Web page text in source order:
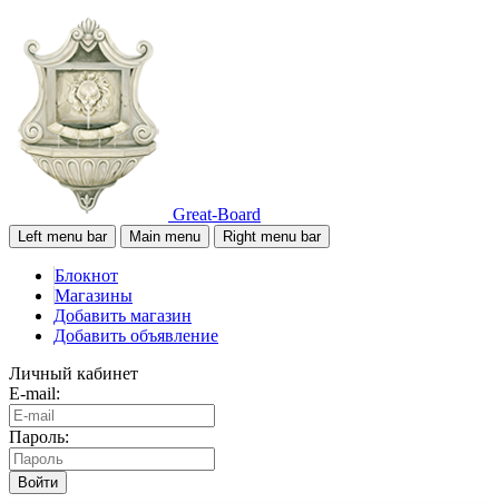
Great-Board
Left menu bar Main menu Right menu bar
Блокнот
Магазины
Добавить магазин
Добавить объявление
Личный кабинет
E-mail:
Пароль:
Войти